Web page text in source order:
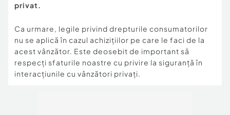
privat.
Ca urmare, legile privind drepturile consumatorilor
nu se aplică în cazul achizițiilor pe care le faci de la
acest vânzător. Este deosebit de important să
respecți sfaturile noastre cu privire la siguranță în
interacțiunile cu vânzători privați.